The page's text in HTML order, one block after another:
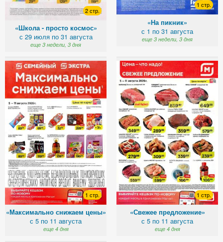
2 стр.
«Школа - просто космос»
с 29 июля по 31 августа
еще 3 недели, 3 дня
1 стр.
«На пикник»
с 1 по 31 августа
еще 3 недели, 3 дня
1 стр.
«Максимально снижаем цены»
с 5 по 11 августа
еще 4 дня
1 стр.
«Свежее предложение»
с 5 по 11 августа
еще 4 дня